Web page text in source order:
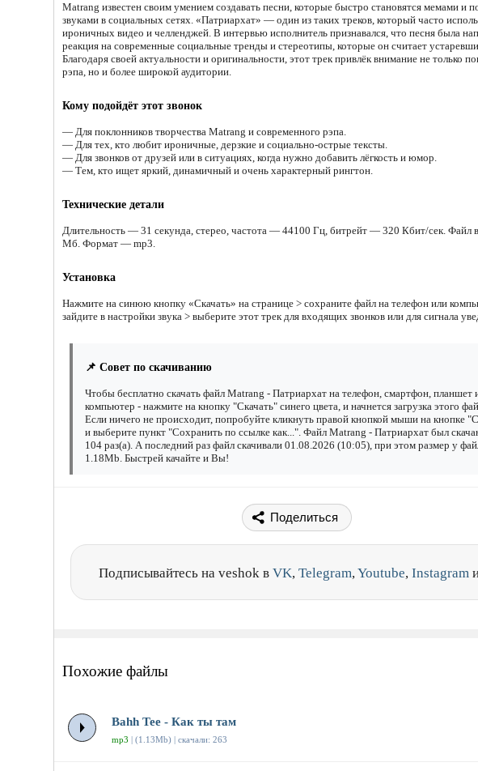
Matrang известен своим умением создавать песни, которые быстро становятся мемами и
звуками в социальных сетях. «Патриархат» — один из таких треков, который часто
ироничных видео и челленджей. В интервью исполнитель признавался, что песня была
реакция на современные социальные тренды и стереотипы, которые он считает
Благодаря своей актуальности и оригинальности, этот трек привлёк внимание не только
рэпа, но и более широкой аудитории.
Кому подойдёт этот звонок
— Для поклонников творчества Matrang и современного рэпа.
— Для тех, кто любит ироничные, дерзкие и социально-острые тексты.
— Для звонков от друзей или в ситуациях, когда нужно добавить лёгкость и юмор.
— Тем, кто ищет яркий, динамичный и очень характерный рингтон.
Технические детали
Длительность — 31 секунда, стерео, частота — 44100 Гц, битрейт — 320 Кбит/сек. Файл
Мб. Формат — mp3.
Установка
Нажмите на синюю кнопку «Скачать» на странице > сохраните файл на телефон или
зайдите в настройки звука > выберите этот трек для входящих звонков или для сигнала
📌 Совет по скачиванию
Чтобы бесплатно скачать файл Matrang - Патриархат на телефон, смартфон, планшет
компьютер - нажмите на кнопку "Скачать" синего цвета, и начнется загрузка этого
Если ничего не происходит, попробуйте кликнуть правой кнопкой мыши на кнопке
и выберите пункт "Сохранить по ссылке как...". Файл Matrang - Патриархат был
104 раз(а). А последний раз файл скачивали 01.08.2026 (10:05), при этом размер у
1.18Mb. Быстрей качайте и Вы!
Поделиться
Подписывайтесь на veshok в VK, Telegram,Youtube, Instagram
Похожие файлы
Bahh Tee - Как ты там
mp3 | (1.13Mb) | скачали: 263